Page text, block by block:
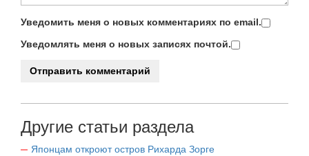
Уведомить меня о новых комментариях по email.
Уведомлять меня о новых записях почтой.
Другие статьи раздела
Японцам откроют остров Рихарда Зорге